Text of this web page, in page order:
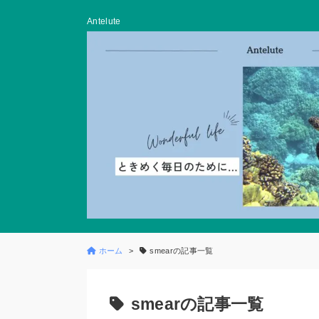
Antelute
ホーム smearの記事一覧
smearの記事一覧